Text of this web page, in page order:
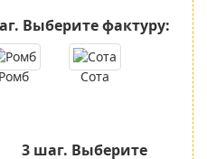
Выберите фактуру:
Сота
3 шаг. Выберите